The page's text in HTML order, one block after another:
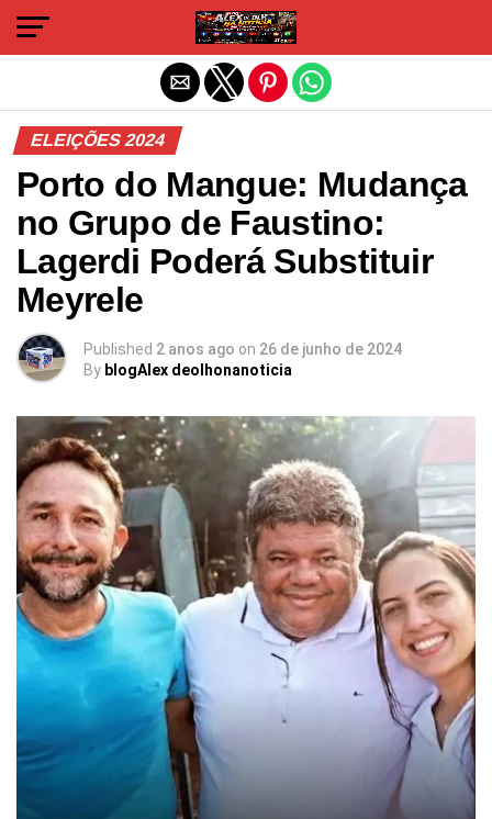
ELEIÇÕES 2024
Porto do Mangue: Mudança
no Grupo de Faustino:
Lagerdi Poderá Substituir
Meyrele
Published 2 anos ago on 26 de junho de 2024
By blogAlex deolhonanoticia
Sair da versão mobile